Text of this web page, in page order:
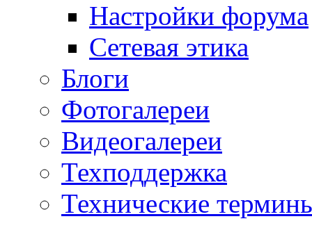
Настройки форума
Сетевая этика
Блоги
Фотогалереи
Видеогалереи
Техподдержка
Технические